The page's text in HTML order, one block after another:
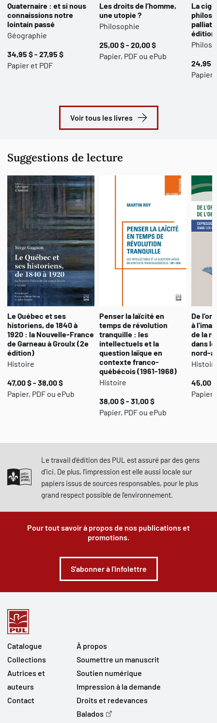
Quaternaire : et si nous
connaissions notre
lointain passé
Géographie
34,95 $ - 27,95 $
Papier et PDF
Les droits de l’homme,
une utopie ?
Philosophie
25,00 $ - 20,00 $
Papier, PDF ou ePub
La
24,95
Papier
Voir tous les livres
Suggestions de lecture
Le Québec et ses
historiens, de 1840 à
1920 : la Nouvelle-France
de Garneau à Groulx (2e
édition)
Histoire
47,00 $ - 38,00 $
Papier, PDF ou ePub
Penser la laïcité en
temps de révolution
tranquille : les
intellectuels et la
question laïque en
contexte franco-
québécois (1961-1968)
Histoire
38,00 $ - 31,00 $
Papier, PDF ou ePub
De
à
de la
dans
nord-
45,00
Papier
Le travail d'édition des PUL est assuré par des gens
d'ici. De plus, l'impression est elle aussi locale sur
papiers issus de sources responsables, pour le plus
grand respect possible de l'environnement.
Pour tout savoir à propos de nos publications et
promotions.
S'abonner à l'infolettre
Catalogue
Collections
Autrices et
auteurs
Contact
À propos
Soumettre un manuscrit
Soutien numérique
Impression à la demande
Droits et redevances
Balados